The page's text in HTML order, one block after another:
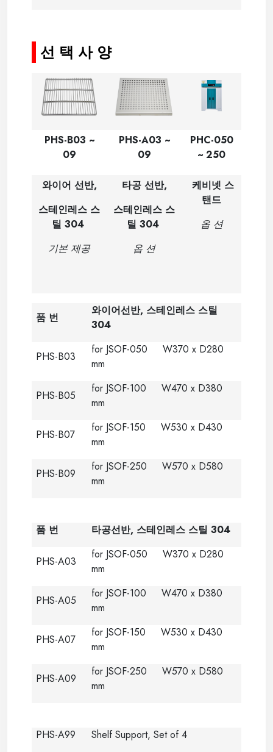
선 택 사 양
PHS-B03 ~
09
PHS-A03 ~
09
PHC-050
~ 250
와이어 선반,
스테인레스 스
틸 304
기본 제공
타공 선반,
스테인레스 스
틸 304
옵 션
케비넷 스
탠드
옵 션
품 번
와이어선반, 스테인레스 스틸
304
PHS-B03
for JSOF-050 W370 x D280
mm
PHS-B05
for JSOF-100 W470 x D380
mm
PHS-B07
for JSOF-150 W530 x D430
mm
PHS-B09
for JSOF-250 W570 x D580
mm
품 번 타공선반, 스테인레스 스틸 304
PHS-A03
for JSOF-050 W370 x D280
mm
PHS-A05
for JSOF-100 W470 x D380
mm
PHS-A07
for JSOF-150 W530 x D430
mm
PHS-A09
for JSOF-250 W570 x D580
mm
PHS-A99 Shelf Support, Set of 4